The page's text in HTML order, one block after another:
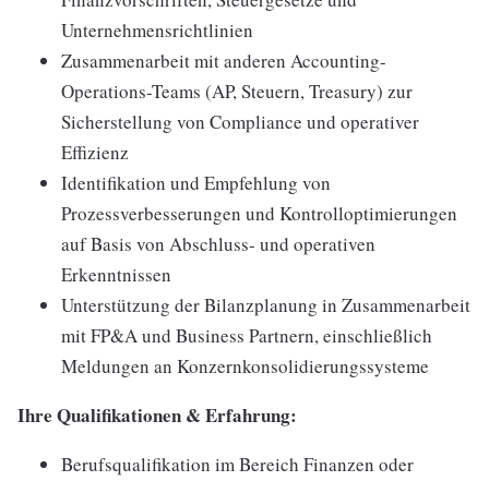
Unternehmensrichtlinien
Zusammenarbeit mit anderen Accounting-
Operations-Teams (AP, Steuern, Treasury) zur
Sicherstellung von Compliance und operativer
Effizienz
Identifikation und Empfehlung von
Prozessverbesserungen und Kontrolloptimierungen
auf Basis von Abschluss- und operativen
Erkenntnissen
Unterstützung der Bilanzplanung in Zusammenarbeit
mit FP&A und Business Partnern, einschließlich
Meldungen an Konzernkonsolidierungssysteme
Ihre Qualifikationen & Erfahrung:
Berufsqualifikation im Bereich Finanzen oder